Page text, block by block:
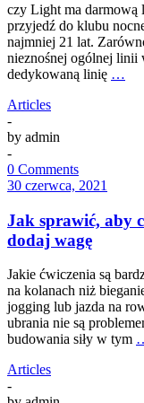
czy Light ma darmową
przyjedź do klubu
najmniej 21 lat.
nieznośnej ogólnej linii
dedykowaną linię …
Articles
-
by admin
-
0 Comments
30 czerwca, 2021
Jak sprawić, aby
dodaj wagę
Jakie ćwiczenia są
na kolanach niż
jogging lub jazda na
ubrania nie są
budowania siły w tym
Articles
-